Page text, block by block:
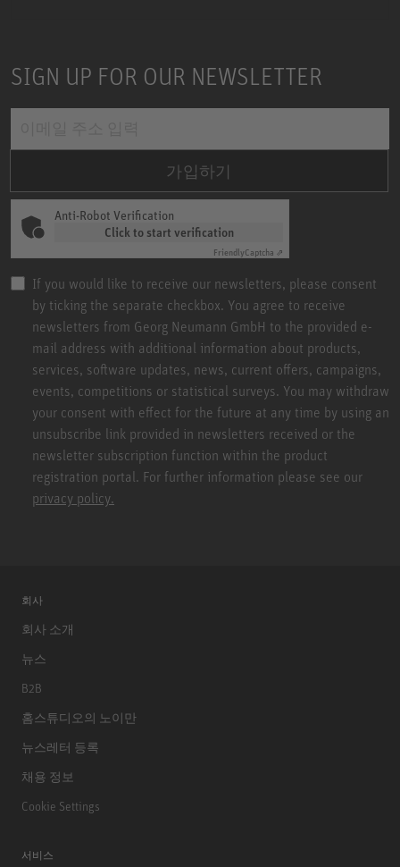
SIGN UP FOR OUR NEWSLETTER
가입하기
Anti-Robot Verification
Click to start verification
FriendlyCaptcha ⇗
If you would like to receive our newsletters, please consent
by ticking the separate checkbox. You agree to receive
newsletters from Georg Neumann GmbH to the provided e-
mail address with additional information about products,
services, software updates, news, current offers, campaigns,
events, competitions or statistical surveys. You may withdraw
your consent with effect for the future at any time by using an
unsubscribe link provided in newsletters received or the
newsletter subscription function within the product
registration portal. For further information please see our
privacy policy.
회사
회사 소개
뉴스
B2B
홈스튜디오의 노이만
뉴스레터 등록
채용 정보
Cookie Settings
서비스